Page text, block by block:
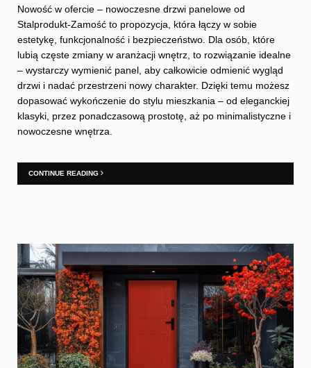
Nowość w ofercie – nowoczesne drzwi panelowe od
Stalprodukt-Zamość to propozycja, która łączy w sobie
estetykę, funkcjonalność i bezpieczeństwo. Dla osób, które
lubią częste zmiany w aranżacji wnętrz, to rozwiązanie idealne
– wystarczy wymienić panel, aby całkowicie odmienić wygląd
drzwi i nadać przestrzeni nowy charakter. Dzięki temu możesz
dopasować wykończenie do stylu mieszkania – od eleganckiej
klasyki, przez ponadczasową prostotę, aż po minimalistyczne i
nowoczesne wnętrza.
CONTINUE READING